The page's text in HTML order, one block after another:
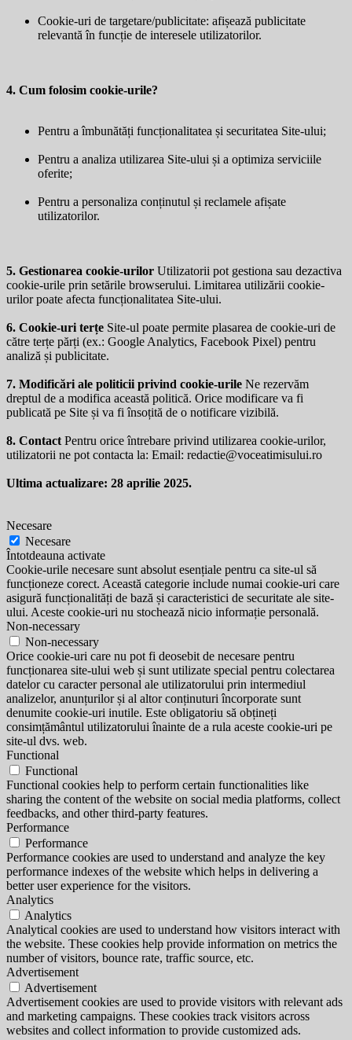
Cookie-uri de targetare/publicitate: afișează publicitate
relevantă în funcție de interesele utilizatorilor.
4. Cum folosim cookie-urile?
Pentru a îmbunătăți funcționalitatea și securitatea Site-ului;
Pentru a analiza utilizarea Site-ului și a optimiza serviciile
oferite;
Pentru a personaliza conținutul și reclamele afișate
utilizatorilor.
5. Gestionarea cookie-urilor Utilizatorii pot gestiona sau dezactiva
cookie-urile prin setările browserului. Limitarea utilizării cookie-
urilor poate afecta funcționalitatea Site-ului.
6. Cookie-uri terțe Site-ul poate permite plasarea de cookie-uri de
către terțe părți (ex.: Google Analytics, Facebook Pixel) pentru
analiză și publicitate.
7. Modificări ale politicii privind cookie-urile Ne rezervăm
dreptul de a modifica această politică. Orice modificare va fi
publicată pe Site și va fi însoțită de o notificare vizibilă.
8. Contact Pentru orice întrebare privind utilizarea cookie-urilor,
utilizatorii ne pot contacta la: Email: redactie@voceatimisului.ro
Ultima actualizare: 28 aprilie 2025.
Necesare
Necesare
Întotdeauna activate
Cookie-urile necesare sunt absolut esențiale pentru ca site-ul să
funcționeze corect. Această categorie include numai cookie-uri care
asigură funcționalități de bază și caracteristici de securitate ale site-
ului. Aceste cookie-uri nu stochează nicio informație personală.
Non-necessary
Non-necessary
Orice cookie-uri care nu pot fi deosebit de necesare pentru
funcționarea site-ului web și sunt utilizate special pentru colectarea
datelor cu caracter personal ale utilizatorului prin intermediul
analizelor, anunțurilor și al altor conținuturi încorporate sunt
denumite cookie-uri inutile. Este obligatoriu să obțineți
consimțământul utilizatorului înainte de a rula aceste cookie-uri pe
site-ul dvs. web.
Functional
Functional
Functional cookies help to perform certain functionalities like
sharing the content of the website on social media platforms, collect
feedbacks, and other third-party features.
Performance
Performance
Performance cookies are used to understand and analyze the key
performance indexes of the website which helps in delivering a
better user experience for the visitors.
Analytics
Analytics
Analytical cookies are used to understand how visitors interact with
the website. These cookies help provide information on metrics the
number of visitors, bounce rate, traffic source, etc.
Advertisement
Advertisement
Advertisement cookies are used to provide visitors with relevant ads
and marketing campaigns. These cookies track visitors across
websites and collect information to provide customized ads.